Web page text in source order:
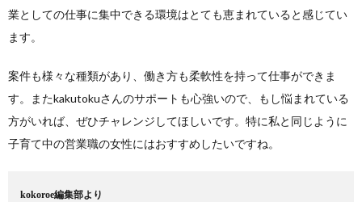
業としての仕事に集中できる環境はとても恵まれていると感じてい
ます。
案件も様々な種類があり、働き方も柔軟性を持って仕事ができま
す。またkakutokuさんのサポートも心強いので、もし悩まれている
方がいれば、ぜひチャレンジしてほしいです。特に私と同じように
子育て中の営業職の女性にはおすすめしたいですね。
kokoroe編集部より